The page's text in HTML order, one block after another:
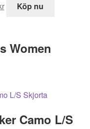
nuvarande
2
Köp nu
Women
Camo L/S